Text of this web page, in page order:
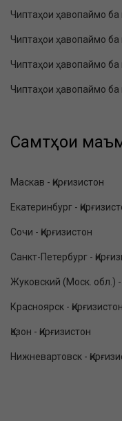
Чиптаҳои ҳавопаймо ба
Чиптаҳои ҳавопаймо ба
Чиптаҳои ҳавопаймо ба
Чиптаҳои ҳавопаймо ба
Самтҳои
Маскав - Қирғизистон
Екатеринбург -
Сочи - Қирғизистон
Санкт-Петербург -
Жуковский (Моск. обл.) -
Красноярск - Қирғизистон
Қазон - Қирғизистон
Нижневартовск -